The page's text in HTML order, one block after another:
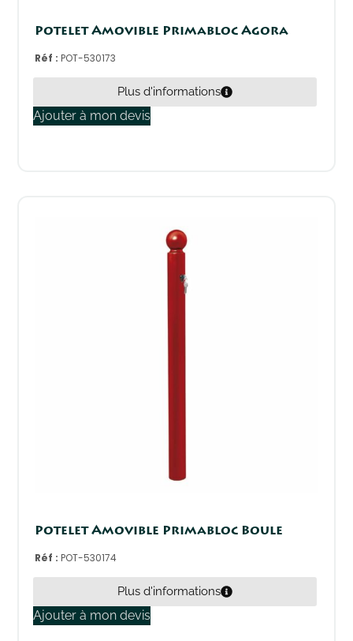
Potelet Amovible Primabloc Agora
Réf :POT-530173
Plus d'informations
Ajouter à mon devis
Potelet Amovible Primabloc Boule
Réf :POT-530174
Plus d'informations
Ajouter à mon devis